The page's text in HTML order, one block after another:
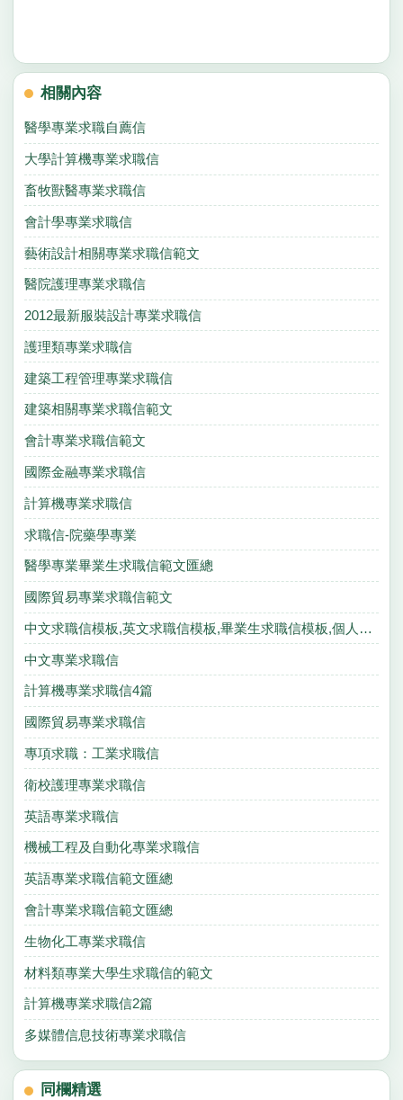
相關內容
醫學專業求職自薦信
大學計算機專業求職信
畜牧獸醫專業求職信
會計學專業求職信
藝術設計相關專業求職信範文
醫院護理專業求職信
2012最新服裝設計專業求職信
護理類專業求職信
建築工程管理專業求職信
建築相關專業求職信範文
會計專業求職信範文
國際金融專業求職信
計算機專業求職信
求職信-院藥學專業
醫學專業畢業生求職信範文匯總
國際貿易專業求職信範文
中文求職信模板,英文求職信模板,畢業生求職信模板,個人求職信模板
中文專業求職信
計算機專業求職信4篇
國際貿易專業求職信
專項求職：工業求職信
衛校護理專業求職信
英語專業求職信
機械工程及自動化專業求職信
英語專業求職信範文匯總
會計專業求職信範文匯總
生物化工專業求職信
材料類專業大學生求職信的範文
計算機專業求職信2篇
多媒體信息技術專業求職信
同欄精選